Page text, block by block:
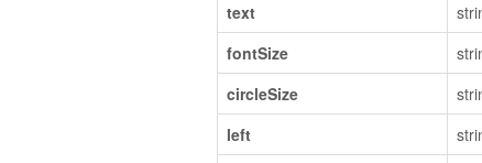
text
fontSize
circleSize
left